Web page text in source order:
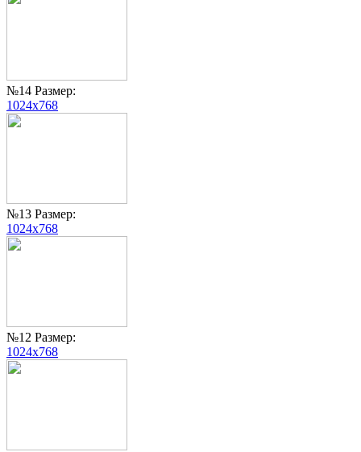
№14 Размер:
1024x768
№13 Размер:
1024x768
№12 Размер:
1024x768